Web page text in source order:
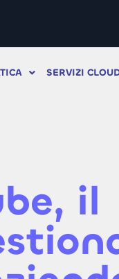
SERVIZI
il